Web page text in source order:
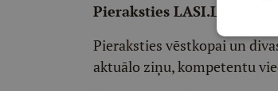
Pieraksties LASI.LV
Pieraksties vēstkopai un
aktuālo ziņu, kompetentu